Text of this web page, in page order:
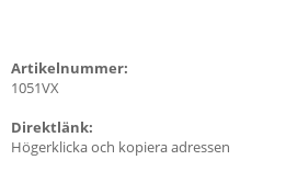
Artikelnummer:
1051VX
Direktlänk:
Högerklicka och kopiera adressen